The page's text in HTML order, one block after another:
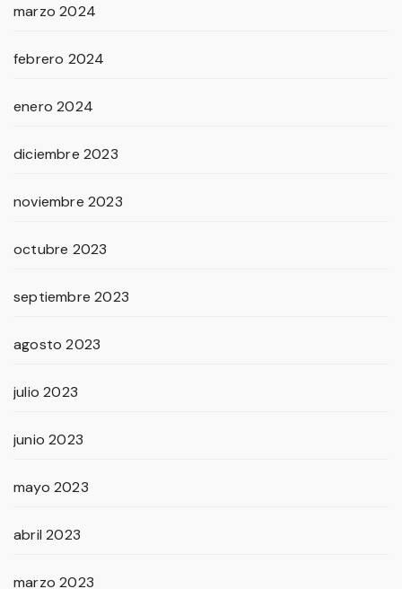
marzo 2024
febrero 2024
enero 2024
diciembre 2023
noviembre 2023
octubre 2023
septiembre 2023
agosto 2023
julio 2023
junio 2023
mayo 2023
abril 2023
marzo 2023